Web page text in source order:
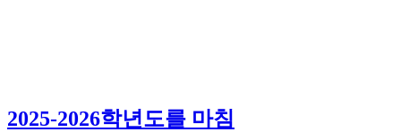
2025-2026학년도를 마침